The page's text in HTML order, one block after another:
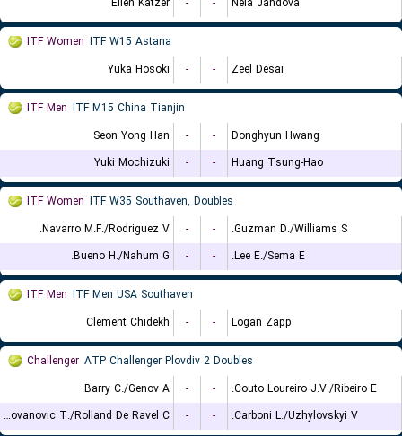
ITF Women ITF W15 Astana
Yuka Hosoki
- - Zeel Desai
ITF Men ITF M15 China Tianjin
Seon Yong Han
- -
Donghyun Hwang
Yuki Mochizuki
- - Huang Tsung-Hao
ITF Women ITF W35 Southaven, Doubles
Navarro M.F./Rodriguez V.
- -
Guzman D./Williams S.
Bueno H./Nahum G.
- - Lee E./Sema E.
ITF Men ITF Men USA Southaven
Clement Chidekh
- - Logan Zapp
Challenger ATP Challenger Plovdiv 2 Doubles
Barry C./Genov A.
- -
Couto Loureiro J.V./Ribeiro E.
Radovanovic T./Rolland De Ravel C.
- - Carboni L./Uzhylovskyi V.